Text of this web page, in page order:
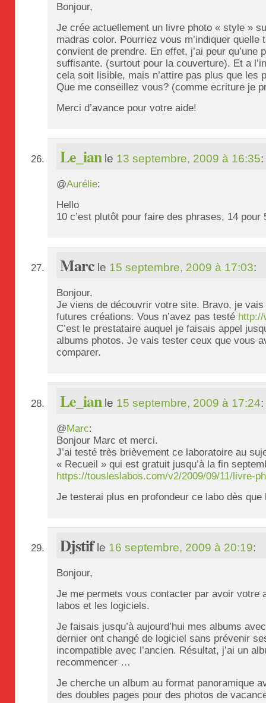
Bonjour,
Je crée actuellement un livre photo « style »
madras color. Pourriez vous m’indiquer quelle
convient de prendre. En effet, j’ai peur qu’une
suffisante. (surtout pour la couverture). Et a
cela soit lisible, mais n’attire pas plus que les
Que me conseillez vous? (comme ecriture je
Merci d’avance pour votre aide!
Le_ian le 13 septembre, 2009 à 16:35:
@Aurélie:
Hello
10 c’est plutôt pour faire des phrases, 14
Marc le 15 septembre, 2009 à 17:03:
Bonjour.
Je viens de découvrir votre site. Bravo, je vais
futures créations. Vous n’avez pas testé http://
C’est le prestataire auquel je faisais appel
albums photos. Je vais tester ceux que vous
comparer.
Le_ian le 15 septembre, 2009 à 17:24:
@Marc:
Bonjour Marc et merci.
J’ai testé très brièvement ce laboratoire au
« Recueil » qui est gratuit jusqu’à la fin
https://tousleslabos.com/v2/2009/09/11/livre-
Je testerai plus en profondeur ce labo dès
Djstif le 16 septembre, 2009 à 20:19:
Bonjour,
Je me permets vous contacter par avoir votre
labos et les logiciels.
Je faisais jusqu’à aujourd’hui mes albums
dernier ont changé de logiciel sans prévenir
incompatible avec l’ancien. Résultat, j’ai un
recommencer …
Je cherche un album au format panoramique
des doubles pages pour des photos de